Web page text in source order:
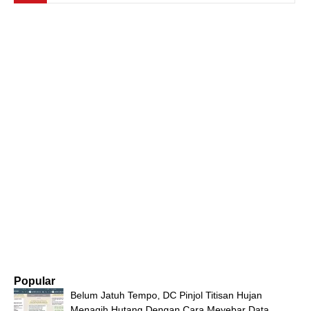
Popular
Belum Jatuh Tempo, DC Pinjol Titisan Hujan